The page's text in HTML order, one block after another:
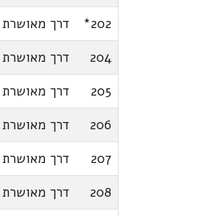
202*
דרך מאושרת
204
דרך מאושרת
205
דרך מאושרת
206
דרך מאושרת
207
דרך מאושרת
208
דרך מאושרת